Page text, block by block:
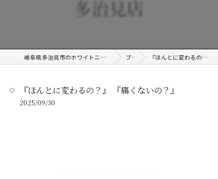
岐阜県多治見市のホワイトニングならWHITENING SHOP 土岐店 ブログ 『ほんとに変わるの？』 『痛くないの？』
『ほんとに変わるの？』 『痛くないの？』
2025/09/30